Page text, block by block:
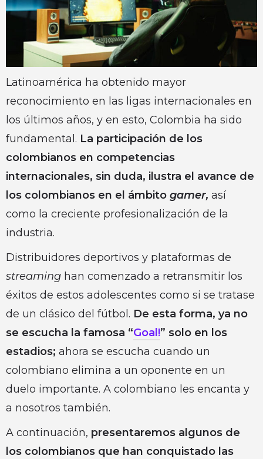
Latinoamérica ha obtenido mayor
reconocimiento en las ligas internacionales en
los últimos años, y en esto, Colombia ha sido
fundamental. La participación de los
colombianos en competencias
internacionales, sin duda, ilustra el avance de
los colombianos en el ámbito gamer, así
como la creciente profesionalización de la
industria.
Distribuidores deportivos y plataformas de
streaming han comenzado a retransmitir los
éxitos de estos adolescentes como si se tratase
de un clásico del fútbol. De esta forma, ya no
se escucha la famosa “Goal!” solo en los
estadios; ahora se escucha cuando un
colombiano elimina a un oponente en un
duelo importante. A colombiano les encanta y
a nosotros también.
A continuación, presentaremos algunos de
los colombianos que han conquistado las